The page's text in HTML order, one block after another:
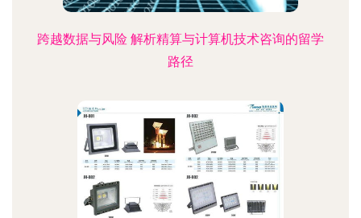
跨越数据与风险 解析精算与计算机技术咨询的留学
路径